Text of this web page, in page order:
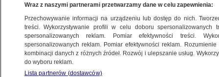
28.09.2009, 22:31Aktualizacja:28.09.2009, 20:20
Udostępnij
Wraz z naszymi partnerami przetwarzamy dane w celu zapewnienia:
Przechowywanie informacji na urządzeniu lub dostęp do nich.
treści. Wykorzystywanie profili w celu doboru spersonalizowanych
spersonalizowanych reklam. Pomiar efektywności treści.
spersonalizowanych reklam. Pomiar efektywności reklam.
kombinacji danych z różnych źródeł. Rozwój i ulepszanie usług.
do wyboru reklam.
Lista partnerów (dostawców)